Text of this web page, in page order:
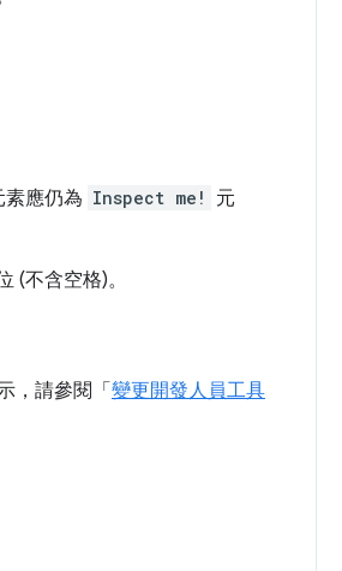
素應仍為 Inspect me! 元
(不含空格)。
，請參閱「 變更開發人員工具